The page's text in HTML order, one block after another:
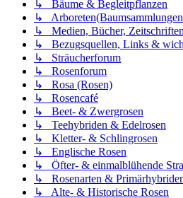
↳ Bäume & Begleitpflanzen
↳
↳ Medien, Bücher,
↳ Bezugsquellen, Links &
↳ Sträucherforum
↳ Rosenforum
↳ Rosa (Rosen)
↳ Rosencafé
↳ Beet- & Zwergrosen
↳ Teehybriden & Edelrosen
↳ Kletter- & Schlingrosen
↳ Englische Rosen
↳ Öfter- & einmalblühende
↳ Rosenarten &
↳ Alte- & Historische Rosen